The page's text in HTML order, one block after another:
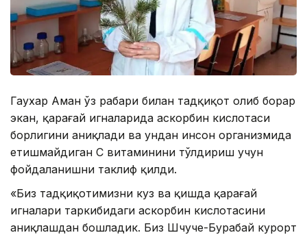
Гаухар Аман ўз раҳбари билан тадқиқот олиб борар
экан, қарағай игналарида аскорбин кислотаси
борлигини аниқлади ва ундан инсон организмида
етишмайдиган С витаминини тўлдириш учун
фойдаланишни таклиф қилди.
«Биз тадқиқотимизни куз ва қишда қарағай
игналари таркибидаги аскорбин кислотасини
аниқлашдан бошладик. Биз Шчуче-Бурабай курорт